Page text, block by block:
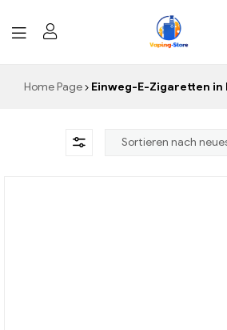
Home Page Einweg-E-Zigaretten in